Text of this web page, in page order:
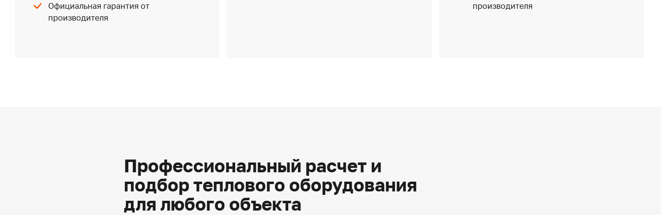
Официальная гарантия от
производителя
производителя
Профессиональный расчет и
подбор теплового оборудования
для любого объекта